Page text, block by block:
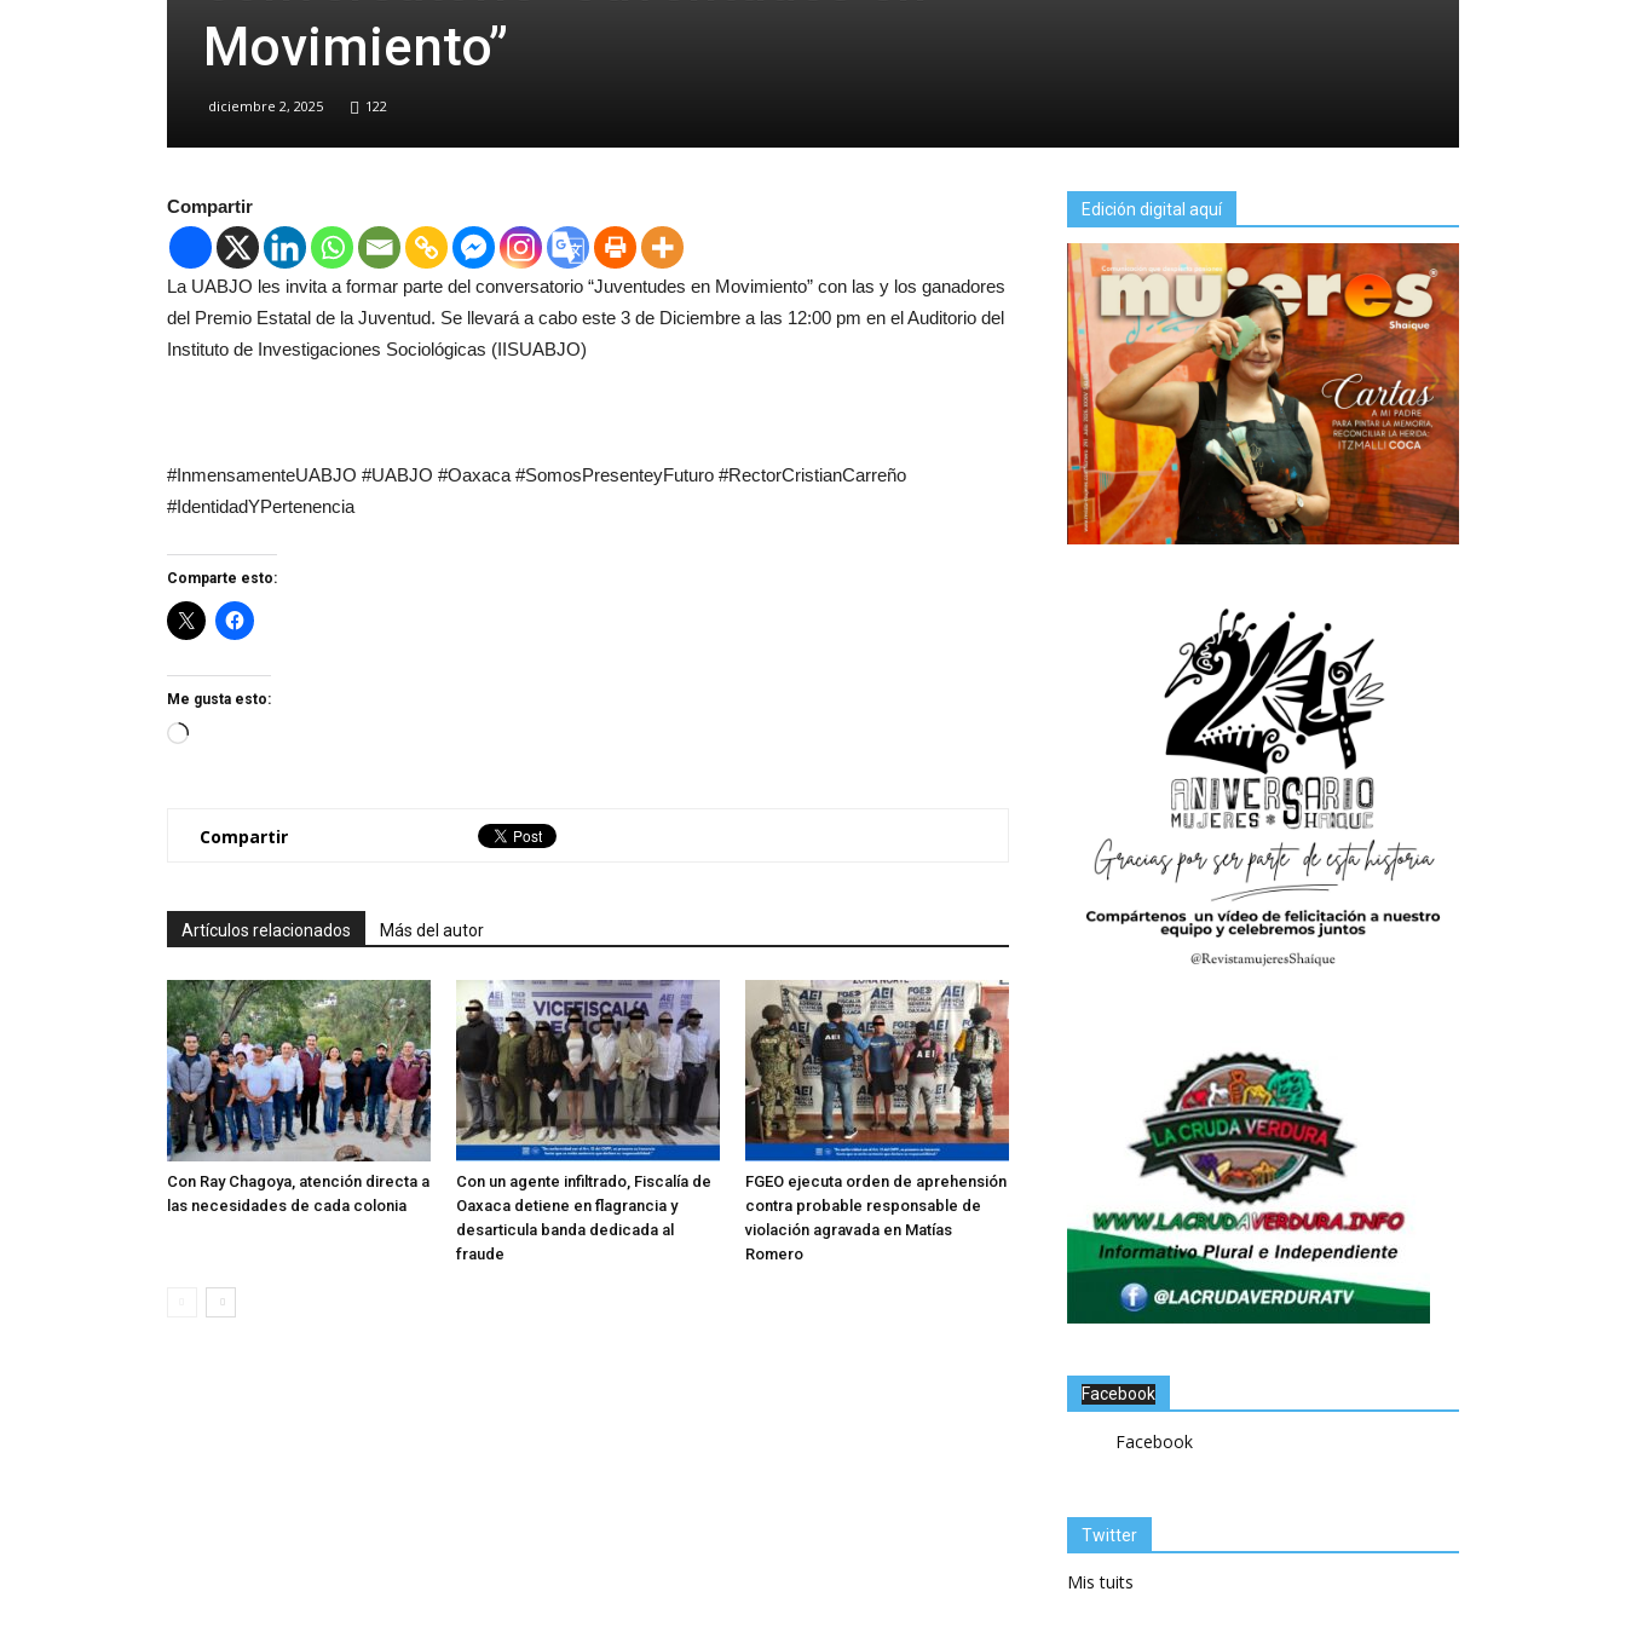
Movimiento”
diciembre 2, 2025 122
Compartir
La UABJO les invita a formar parte del conversatorio “Juventudes en Movimiento” con las y los ganadores
del Premio Estatal de la Juventud. Se llevará a cabo este 3 de Diciembre a las 12:00 pm en el Auditorio del
Instituto de Investigaciones Sociológicas (IISUABJO)
#InmensamenteUABJO #UABJO #Oaxaca #SomosPresenteyFuturo #RectorCristianCarreño
#IdentidadYPertenencia
Comparte esto:
Me gusta esto:
Loading…
Compartir
Artículos relacionados Más del autor
Con Ray Chagoya, atención directa a
las necesidades de cada colonia
Con un agente infiltrado, Fiscalía de
Oaxaca detiene en flagrancia y
desarticula banda dedicada al
fraude
FGEO ejecuta orden de aprehensión
contra probable responsable de
violación agravada en Matías
Romero
Edición digital aquí
Facebook
Facebook
Twitter
Mis tuits